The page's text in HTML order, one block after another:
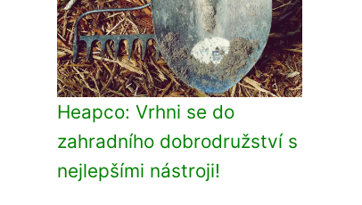
Heapco: Vrhni se do
zahradního dobrodružství s
nejlepšími nástroji!